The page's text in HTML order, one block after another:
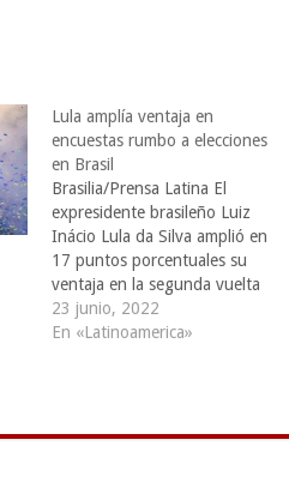
Lula amplía ventaja en
encuestas rumbo a elecciones
en Brasil
Brasilia/Prensa Latina El
expresidente brasileño Luiz
Inácio Lula da Silva amplió en
17 puntos porcentuales su
ventaja en la segunda vuelta
de las elecciones de octubre
con respecto al mandatario Jair
23 junio, 2022
En «Latinoamerica»